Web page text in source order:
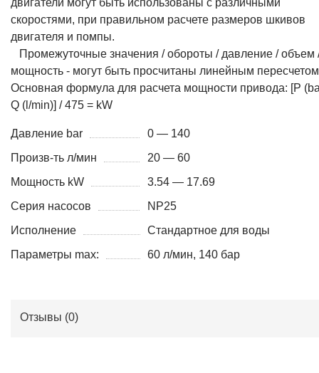
Промежуточные значения / обороты / давление / объем
мощность - могут быть просчитаны линейным
Основная формула для расчета мощности привода: [P
Q (l/min)] / 475 = kW
Давление bar
0 — 140
Мощность kW
3.54 — 17.69
Серия насосов
NP25
Исполнение
Стандартное для воды
Параметры max:
60 л/мин, 140 бар